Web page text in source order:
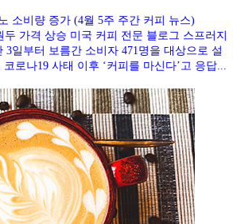
소비량 증가 (4월 5주 주간 커피 뉴스)
두 가격 상승 미국 커피 전문 블로그 스프러지
3일부터 보름간 소비자 471명을 대상으로 설
로나19 사태 이후 ‘커피를 마신다’고 응답...